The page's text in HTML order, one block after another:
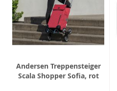
Andersen Treppensteiger
Scala Shopper Sofia, rot